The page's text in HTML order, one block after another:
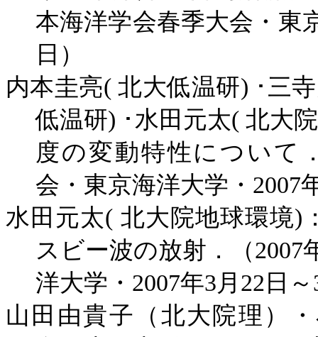
本海洋学会春季大会・東
日）
内本圭亮(北大低温研) ･三
低温研) ･水田元太(北大
度の変動特性について
会・東京海洋大学・ 2007
水田元太( 北大院地球環境)
スビー波の放射．（2007
洋大学・ 2007年3月 22 日～
山田由貴子（北大院理）